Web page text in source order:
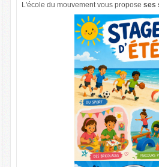
L'école du mouvement vous propose ses